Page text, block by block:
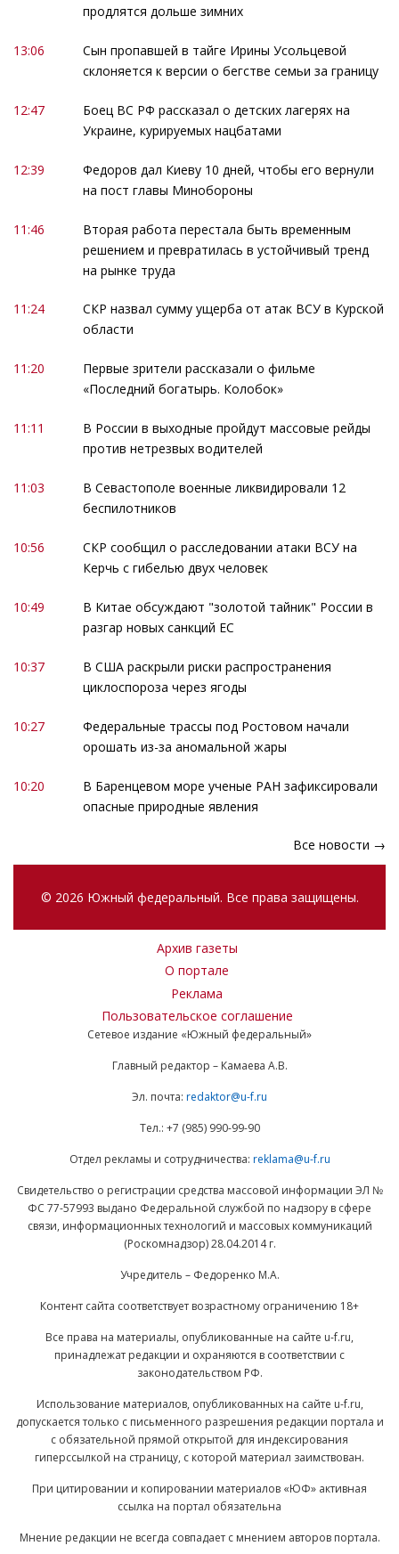
продлятся дольше зимних
13:06
Сын пропавшей в тайге Ирины Усольцевой
склоняется к версии о бегстве семьи за границу
12:47
Боец ВС РФ рассказал о детских лагерях на
Украине, курируемых нацбатами
12:39
Федоров дал Киеву 10 дней, чтобы его вернули
на пост главы Минобороны
11:46
Вторая работа перестала быть временным
решением и превратилась в устойчивый тренд
на рынке труда
11:24
СКР назвал сумму ущерба от атак ВСУ в Курской
области
11:20
Первые зрители рассказали о фильме
«Последний богатырь. Колобок»
11:11
В России в выходные пройдут массовые рейды
против нетрезвых водителей
11:03
В Севастополе военные ликвидировали 12
беспилотников
10:56
СКР сообщил о расследовании атаки ВСУ на
Керчь с гибелью двух человек
10:49
В Китае обсуждают "золотой тайник" России в
разгар новых санкций ЕС
10:37
В США раскрыли риски распространения
циклоспороза через ягоды
10:27
Федеральные трассы под Ростовом начали
орошать из-за аномальной жары
10:20
В Баренцевом море ученые РАН зафиксировали
опасные природные явления
Все новости →
© 2026 Южный федеральный. Все права защищены.
Архив газеты
О портале
Реклама
Пользовательское соглашение
Сетевое издание «Южный федеральный»
Главный редактор – Камаева А.В.
Эл. почта: redaktor@u-f.ru
Тел.: +7 (985) 990-99-90
Отдел рекламы и сотрудничества: reklama@u-f.ru
Свидетельство о регистрации средства массовой информации ЭЛ №
ФС 77-57993 выдано Федеральной службой по надзору в сфере
связи, информационных технологий и массовых коммуникаций
(Роскомнадзор) 28.04.2014 г.
Учредитель – Федоренко М.А.
Контент сайта соответствует возрастному ограничению 18+
Все права на материалы, опубликованные на сайте u-f.ru,
принадлежат редакции и охраняются в соответствии с
законодательством РФ.
Использование материалов, опубликованных на сайте u-f.ru,
допускается только с письменного разрешения редакции портала и
с обязательной прямой открытой для индексирования
гиперссылкой на страницу, с которой материал заимствован.
При цитировании и копировании материалов «ЮФ» активная
ссылка на портал обязательна
Мнение редакции не всегда совпадает с мнением авторов портала.